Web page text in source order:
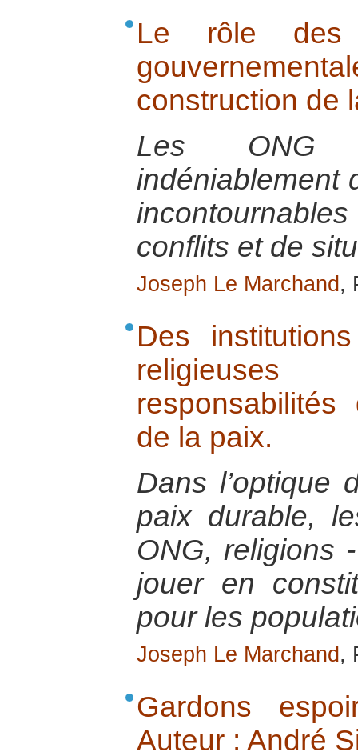
Le rôle des
construction de
Les ONG
indéniablement
conflits et de
Joseph Le Marchand ,
Des
de la paix.
Dans l’optique
paix durable,
ONG, religions
jouer en
pour les
Joseph Le Marchand ,
Gardons
Auteur : André